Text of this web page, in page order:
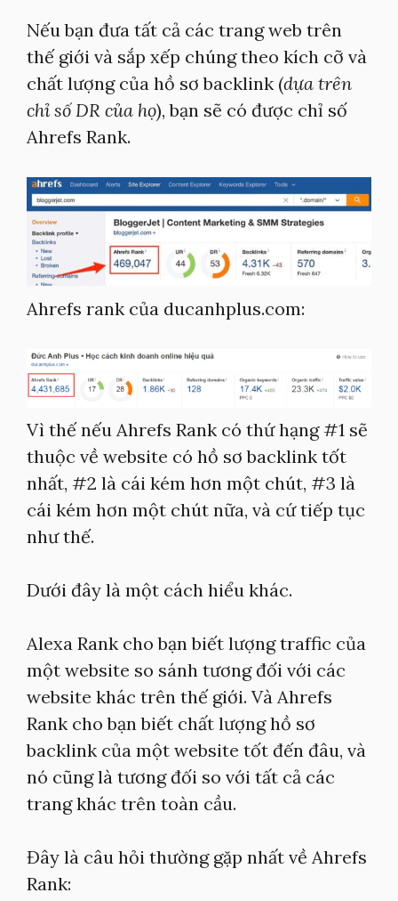
Nếu bạn đưa tất cả các trang web trên
thế giới và sắp xếp chúng theo kích cỡ và
chất lượng của hồ sơ backlink (dựa trên
chỉ số DR của họ), bạn sẽ có được chỉ số
Ahrefs Rank.
Ahrefs rank của ducanhplus.com:
Vì thế nếu Ahrefs Rank có thứ hạng #1 sẽ
thuộc về website có hồ sơ backlink tốt
nhất, #2 là cái kém hơn một chút, #3 là
cái kém hơn một chút nữa, và cứ tiếp tục
như thế.
Dưới đây là một cách hiểu khác.
Alexa Rank cho bạn biết lượng traffic của
một website so sánh tương đối với các
website khác trên thế giới. Và Ahrefs
Rank cho bạn biết chất lượng hồ sơ
backlink của một website tốt đến đâu, và
nó cũng là tương đối so với tất cả các
trang khác trên toàn cầu.
Đây là câu hỏi thường gặp nhất về Ahrefs
Rank: